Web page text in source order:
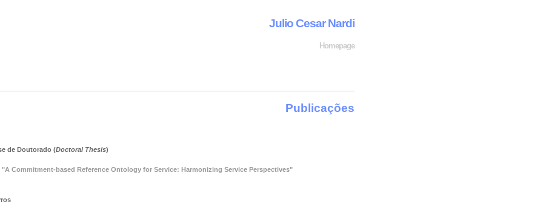
Julio Cesar Nardi
Homepage
Publicações
de Doutorado (Doctoral Thesis)
"A Commitment-based Reference Ontology for Service: Harmonizing Service Perspectives"